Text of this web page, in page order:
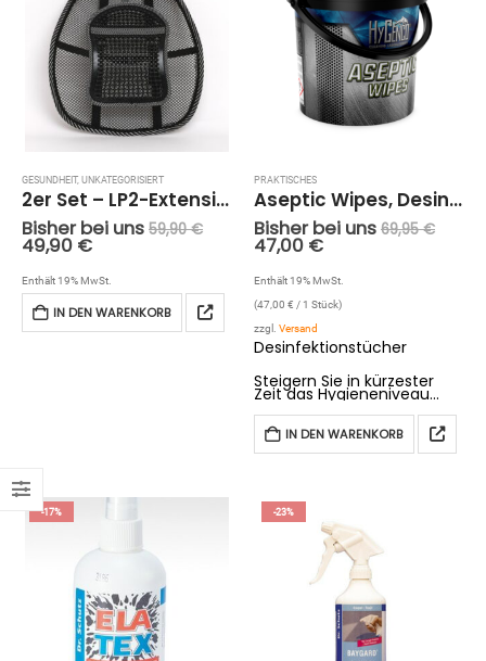
GESUNDHEIT, UNKATEGORISIERT
2er Set – LP2-Extension Rückenstütze, bis zu 100kg – 10€ günstiger
Bisher bei uns 59,90€
49,90 €
Enthält 19% MwSt.
IN DEN WARENKORB
PRAKTISCHES
Aseptic Wipes, Desinfektionstücher (70 Stück)
Bisher bei uns 69,95€
47,00 €
Enthält 19% MwSt.
(47,00 € / 1 Stück)
zzgl. Versand
Desinfektionstücher
Steigern Sie in kürzester
Zeit das Hygieneniveau
Ihrer Umwelt mit den
praktischen Aseptic Wipes
von HyGenco®. Jedes der
70 Reinigungstücher ist mit
seiner starken
…
IN DEN WARENKORB
-17% -23%